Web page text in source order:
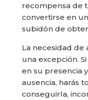
recompensa de
convertirse en
subidón de
La necesidad de
una excepción.
en su presencia
ausencia, harás
conseguirla,